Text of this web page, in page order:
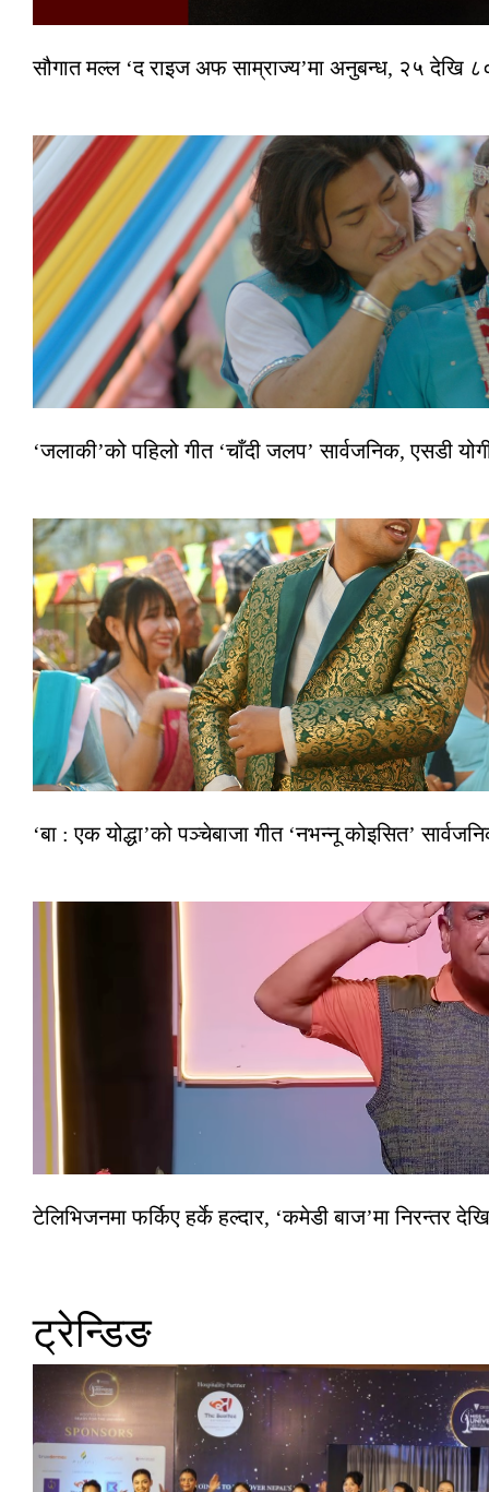
सौगात मल्ल ‘द राइज अफ साम्राज्य’मा अनुबन्ध, २५ देखि
‘जलाकी’को पहिलो गीत ‘चाँदी जलप’ सार्वजनिक, एसडी
‘बा : एक योद्धा’को पञ्चेबाजा गीत ‘नभन्नू कोइसित’
टेलिभिजनमा फर्किए हर्के हल्दार, ‘कमेडी बाज’मा निरन्तर
ट्रेन्डिङ